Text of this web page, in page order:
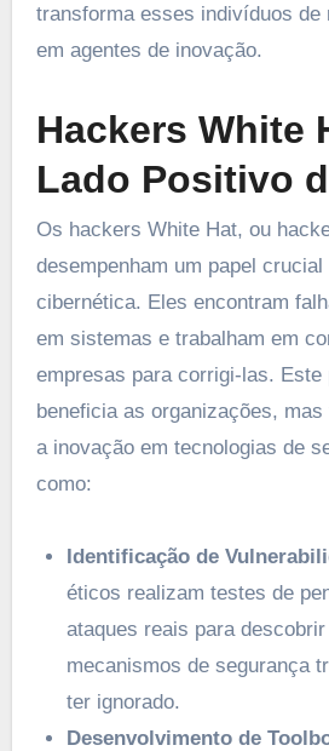
transforma esses indivíduos de
em agentes de inovação.
Hackers White
Lado Positivo
Os hackers White Hat, ou
desempenham um papel crucial
cibernética. Eles encontram
em sistemas e trabalham em
empresas para corrigi-las. Este
beneficia as organizações,
a inovação em tecnologias de
como:
Identificação de
éticos realizam testes de
ataques reais para
mecanismos de segurança
ter ignorado.
Desenvolvimento de